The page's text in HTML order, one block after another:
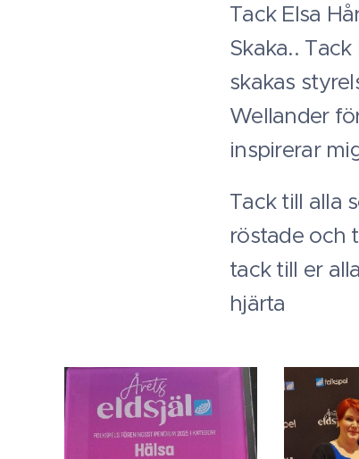
Tack Elsa
Skaka..
skakas
Wellander
inspirerar
Tack till alla
röstade och
tack till er
hjärta